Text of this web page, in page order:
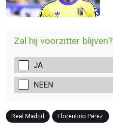
Zal hij voorzitter blijven?
JA
NEEN
Real Madrid Florentino Pérez